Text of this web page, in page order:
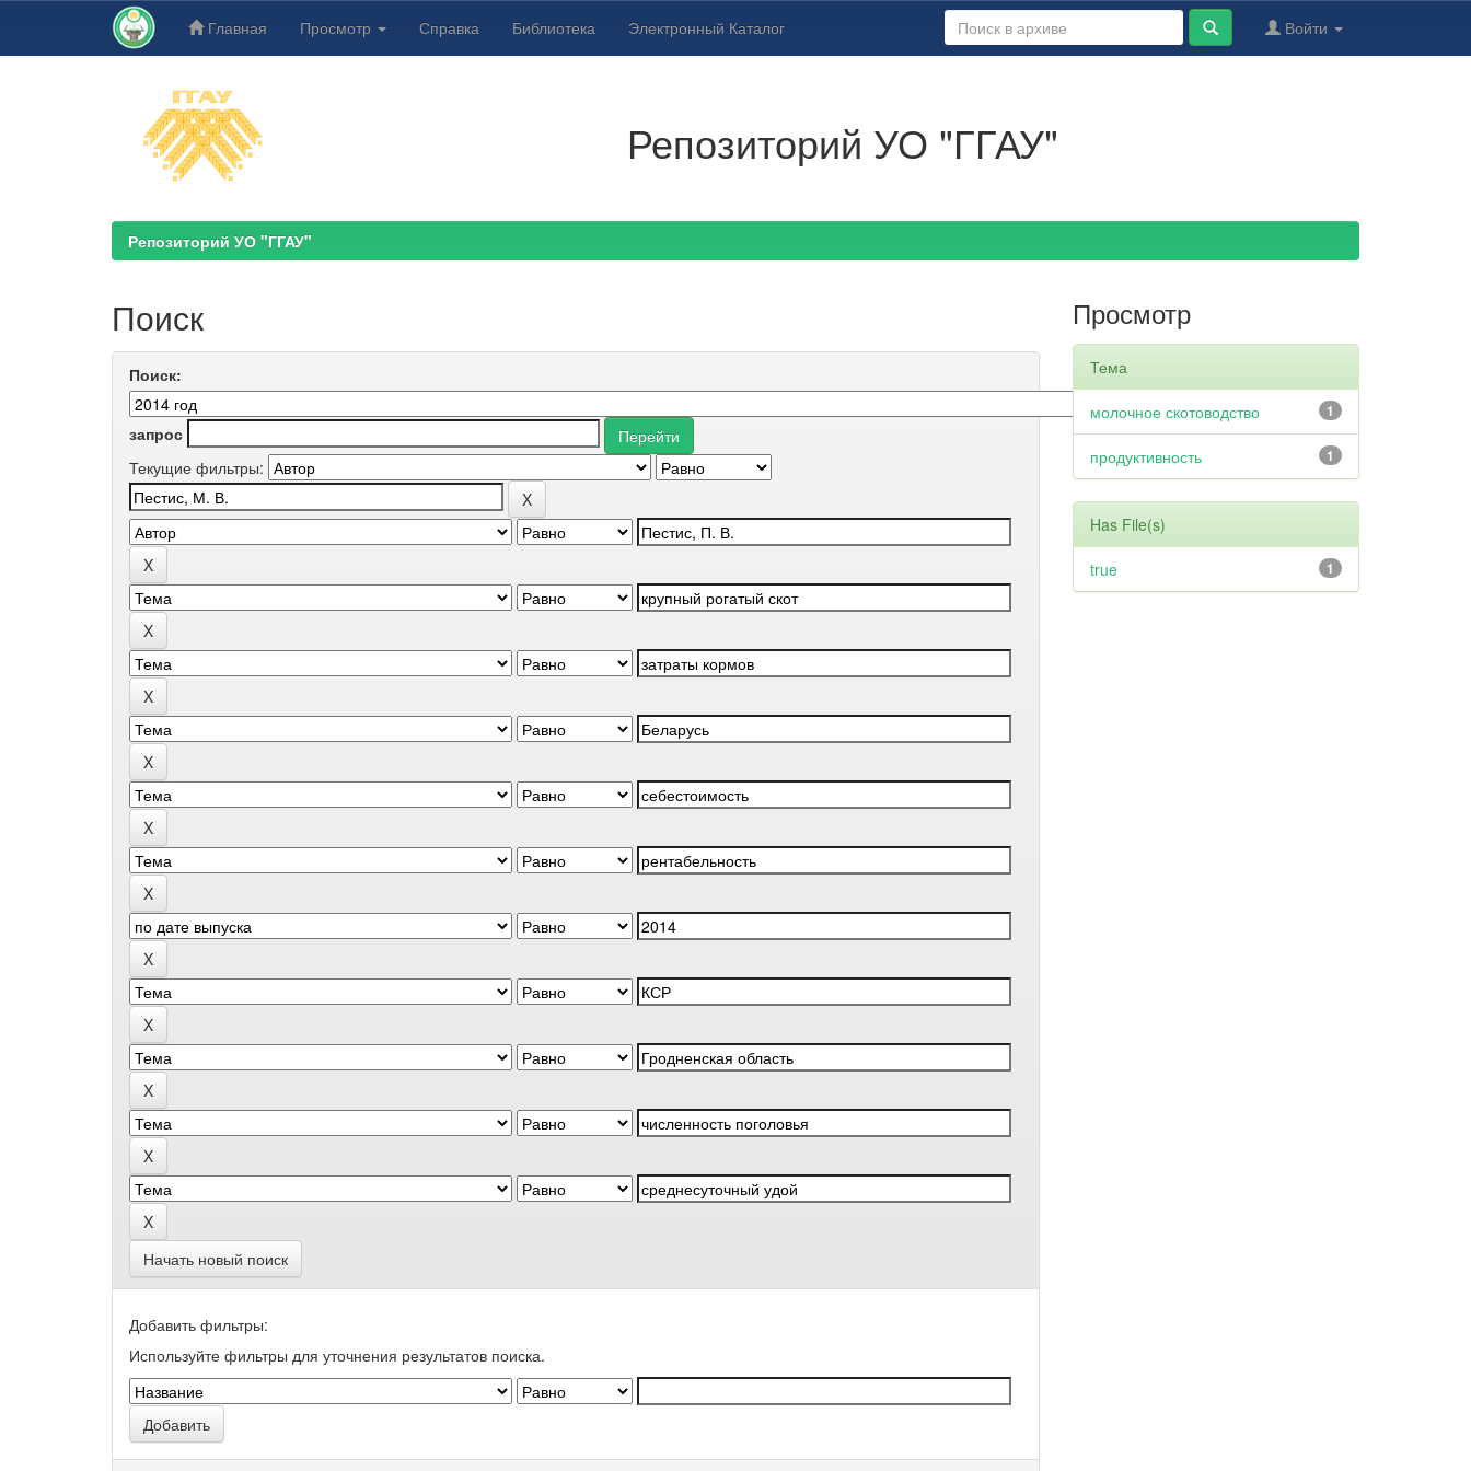
Главная Просмотр Справка Библиотека Электронный Каталог Войти
Репозиторий УО "ГГАУ"
Репозиторий УО "ГГАУ"
Поиск
Поиск:
запрос
Текущие фильтры:
Начать новый поиск
Добавить фильтры:
Используйте фильтры для уточнения результатов поиска.
Просмотр
Тема
1
молочное скотоводство
1
продуктивность
Has File(s)
1
true